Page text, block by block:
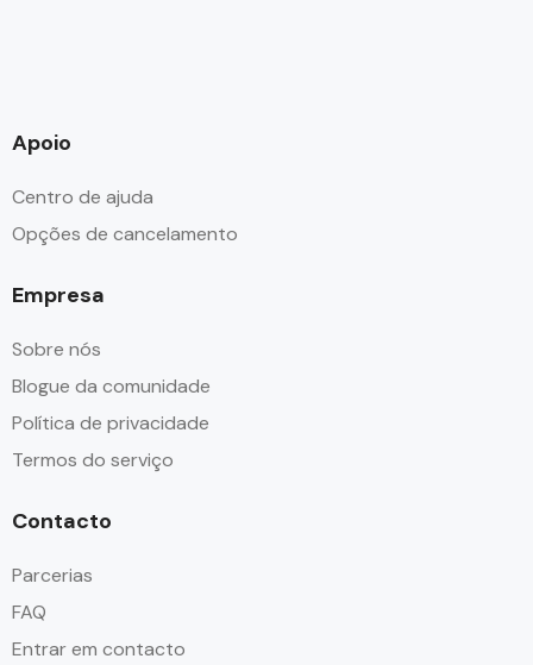
Apoio
Centro de ajuda
Opções de cancelamento
Empresa
Sobre nós
Blogue da comunidade
Política de privacidade
Termos do serviço
Contacto
Parcerias
FAQ
Entrar em contacto